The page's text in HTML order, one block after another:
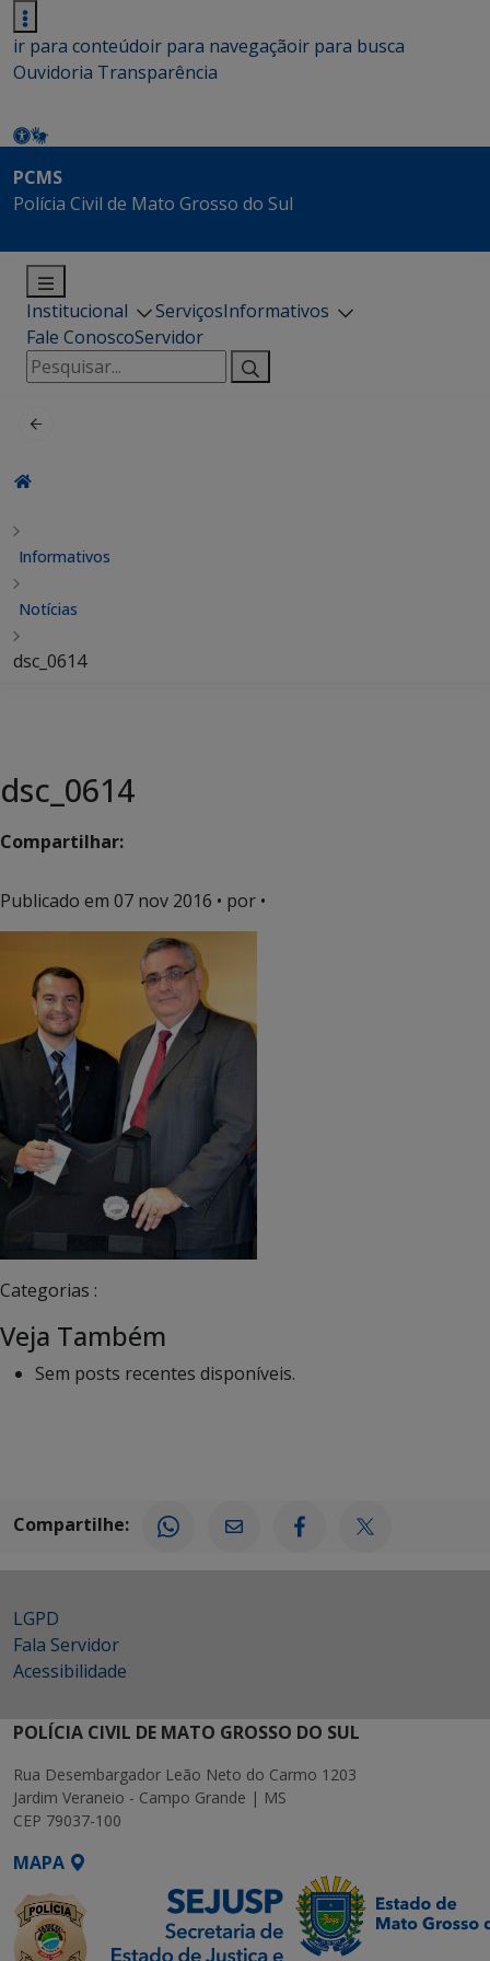
ir para conteúdoir para navegaçãoir para busca
Ouvidoria Transparência
PCMS
Polícia Civil de Mato Grosso do Sul
Institucional ServiçosInformativos
Fale ConoscoServidor
Pesquisar
por:
Informativos
Notícias
dsc_0614
dsc_0614
Compartilhar:
Publicado em 07 nov 2016 • por •
Categorias :
Veja Também
Sem posts recentes disponíveis.
Compartilhe:
LGPD
Fala Servidor
Acessibilidade
POLÍCIA CIVIL DE MATO GROSSO DO SUL
Rua Desembargador Leão Neto do Carmo 1203
Jardim Veraneio - Campo Grande | MS
CEP 79037-100
MAPA